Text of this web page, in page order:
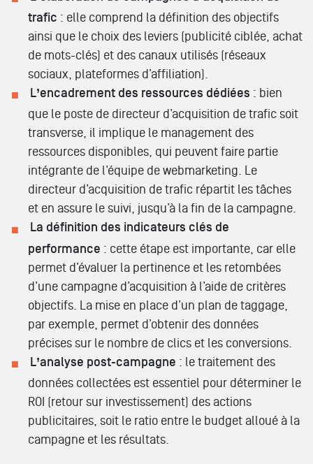
trafic : elle comprend la définition des objectifs
ainsi que le choix des leviers (publicité ciblée, achat
de mots-clés) et des canaux utilisés (réseaux
sociaux, plateformes d’affiliation).
L’encadrement des ressources dédiées : bien
que le poste de directeur d’acquisition de trafic soit
transverse, il implique le management des
ressources disponibles, qui peuvent faire partie
intégrante de l’équipe de webmarketing. Le
directeur d’acquisition de trafic répartit les tâches
et en assure le suivi, jusqu’à la fin de la campagne.
La définition des indicateurs clés de
performance : cette étape est importante, car elle
permet d’évaluer la pertinence et les retombées
d’une campagne d’acquisition à l’aide de critères
objectifs. La mise en place d’un plan de taggage,
par exemple, permet d’obtenir des données
précises sur le nombre de clics et les conversions.
L’analyse post-campagne : le traitement des
données collectées est essentiel pour déterminer le
ROI (retour sur investissement) des actions
publicitaires, soit le ratio entre le budget alloué à la
campagne et les résultats.